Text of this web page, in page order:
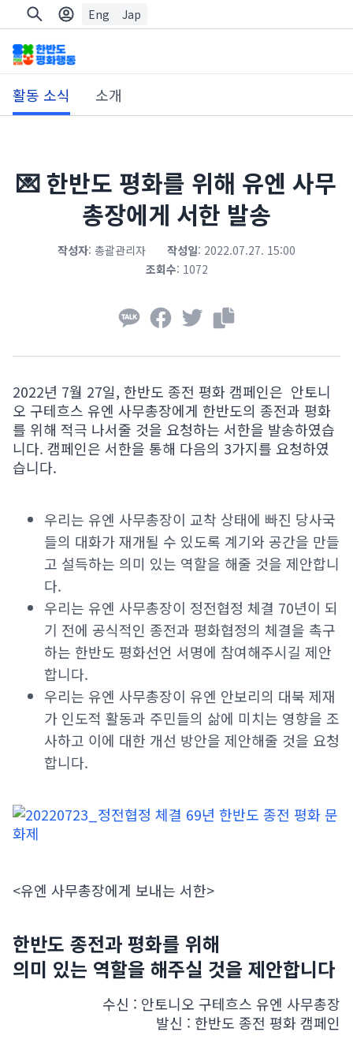
Eng Jap
활동 소식 소개
💌 한반도 평화를 위해 유엔 사무
총장에게 서한 발송
작성자: 총괄관리자 작성일: 2022.07.27. 15:00
조회수: 1072
2022년 7월 27일, 한반도 종전 평화 캠페인은 안토니
오 구테흐스 유엔 사무총장에게 한반도의 종전과 평화
를 위해 적극 나서줄 것을 요청하는 서한을 발송하였습
니다. 캠페인은 서한을 통해 다음의 3가지를 요청하였
습니다.
우리는 유엔 사무총장이 교착 상태에 빠진 당사국
들의 대화가 재개될 수 있도록 계기와 공간을 만들
고 설득하는 의미 있는 역할을 해줄 것을 제안합니
다.
우리는 유엔 사무총장이 정전협정 체결 70년이 되
기 전에 공식적인 종전과 평화협정의 체결을 촉구
하는 한반도 평화선언 서명에 참여해주시길 제안
합니다.
우리는 유엔 사무총장이 유엔 안보리의 대북 제재
가 인도적 활동과 주민들의 삶에 미치는 영향을 조
사하고 이에 대한 개선 방안을 제안해줄 것을 요청
합니다.
<유엔 사무총장에게 보내는 서한>
한반도 종전과 평화를 위해
의미 있는 역할을 해주실 것을 제안합니다
수신 : 안토니오 구테흐스 유엔 사무총장
발신 : 한반도 종전 평화 캠페인